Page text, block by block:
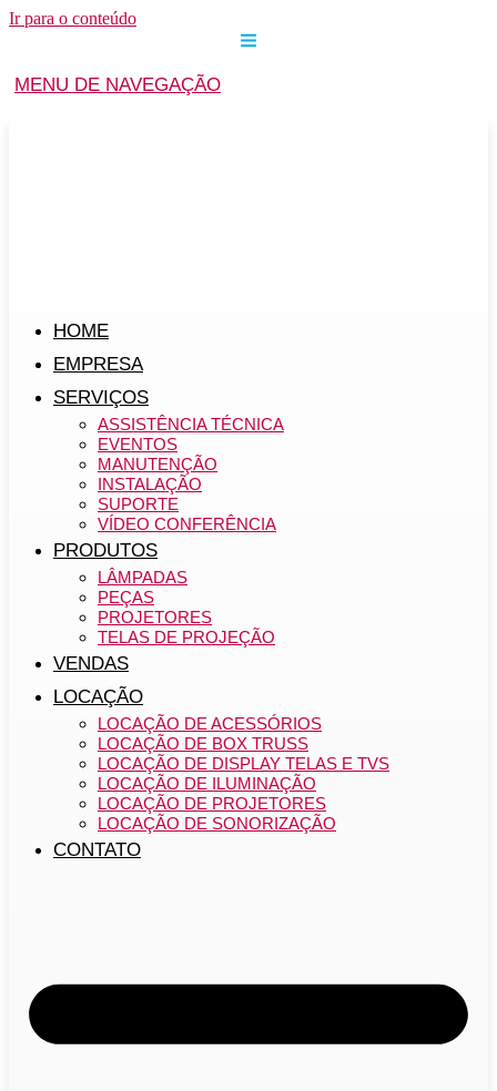
Ir para o conteúdo
MENU DE NAVEGAÇÃO
HOME
EMPRESA
SERVIÇOS
ASSISTÊNCIA TÉCNICA
EVENTOS
MANUTENÇÃO
INSTALAÇÃO
SUPORTE
VÍDEO CONFERÊNCIA
PRODUTOS
LÂMPADAS
PEÇAS
PROJETORES
TELAS DE PROJEÇÃO
VENDAS
LOCAÇÃO
LOCAÇÃO DE ACESSÓRIOS
LOCAÇÃO DE BOX TRUSS
LOCAÇÃO DE DISPLAY TELAS E TVS
LOCAÇÃO DE ILUMINAÇÃO
LOCAÇÃO DE PROJETORES
LOCAÇÃO DE SONORIZAÇÃO
CONTATO